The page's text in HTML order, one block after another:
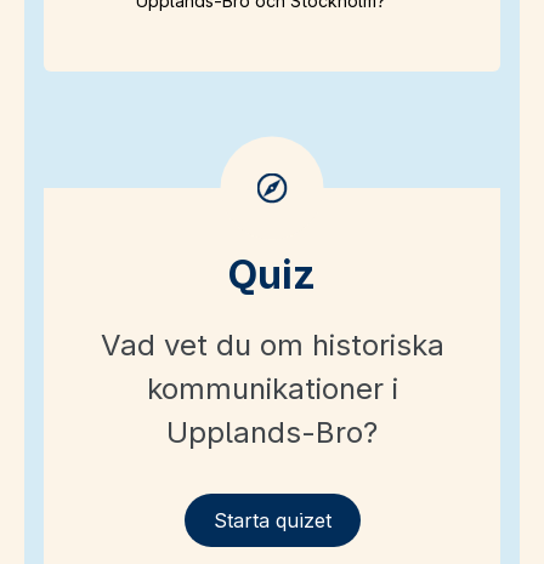
Quiz
Vad vet du om historiska
kommunikationer i
Upplands-Bro?
Starta quizet